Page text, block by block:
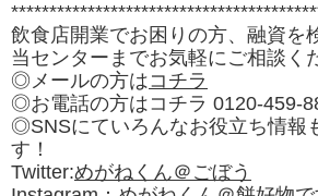
飲食店開業でお困りの方、融資を
当センターまでお気軽にご相談く
◎メールの方はコチラ
◎お電話の方はコチラ 0120-459-
◎SNSにていろんなお役立ち情報
す！
Twitter:めがねくん＠ごぼう